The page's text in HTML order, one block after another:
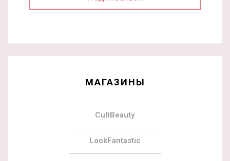
МАГАЗИНЫ
CultBeauty
LookFantastic